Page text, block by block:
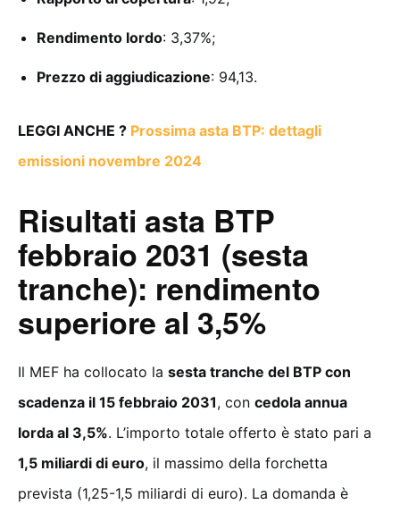
Rendimento lordo: 3,37%;
Prezzo di aggiudicazione: 94,13.
LEGGI ANCHE ? Prossima asta BTP: dettagli
emissioni novembre 2024
Risultati asta BTP
febbraio 2031 (sesta
tranche): rendimento
superiore al 3,5%
Il MEF ha collocato la sesta tranche del BTP con
scadenza il 15 febbraio 2031, con cedola annua
lorda al 3,5%. L’importo totale offerto è stato pari a
1,5 miliardi di euro, il massimo della forchetta
prevista (1,25-1,5 miliardi di euro). La domanda è